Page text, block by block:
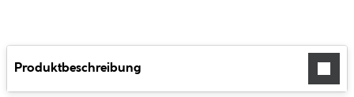
Produktbeschreibung